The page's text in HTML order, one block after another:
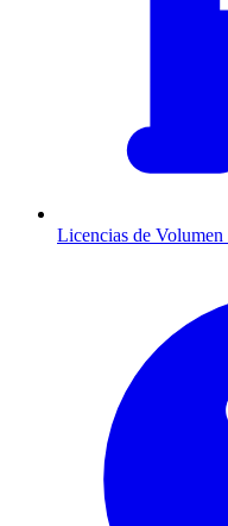
Licencias de Volumen